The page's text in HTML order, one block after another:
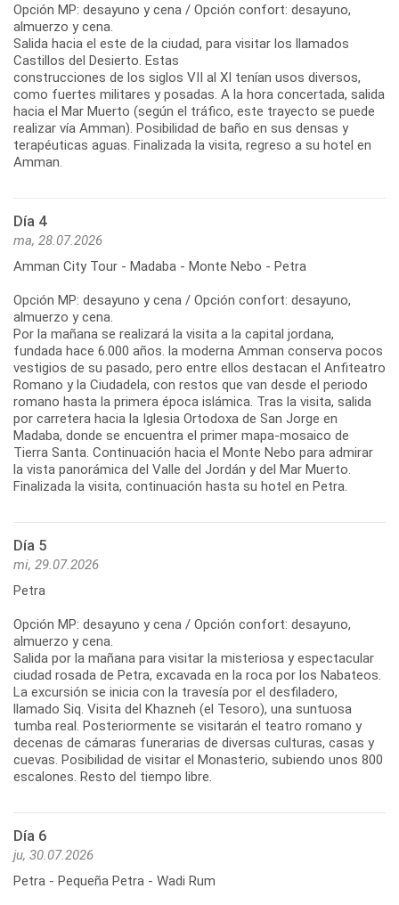
Opción MP: desayuno y cena / Opción confort: desayuno,
almuerzo y cena.
Salida hacia el este de la ciudad, para visitar los llamados
Castillos del Desierto. Estas
construcciones de los siglos VII al XI tenían usos diversos,
como fuertes militares y posadas. A la hora concertada, salida
hacia el Mar Muerto (según el tráfico, este trayecto se puede
realizar vía Amman). Posibilidad de baño en sus densas y
terapéuticas aguas. Finalizada la visita, regreso a su hotel en
Amman.
Día 4
ma, 28.07.2026
Amman City Tour - Madaba - Monte Nebo - Petra
Opción MP: desayuno y cena / Opción confort: desayuno,
almuerzo y cena.
Por la mañana se realizará la visita a la capital jordana,
fundada hace 6.000 años. la moderna Amman conserva pocos
vestigios de su pasado, pero entre ellos destacan el Anfiteatro
Romano y la Ciudadela, con restos que van desde el periodo
romano hasta la primera época islámica. Tras la visita, salida
por carretera hacia la Iglesia Ortodoxa de San Jorge en
Madaba, donde se encuentra el primer mapa-mosaico de
Tierra Santa. Continuación hacia el Monte Nebo para admirar
la vista panorámica del Valle del Jordán y del Mar Muerto.
Finalizada la visita, continuación hasta su hotel en Petra.
Día 5
mi, 29.07.2026
Petra
Opción MP: desayuno y cena / Opción confort: desayuno,
almuerzo y cena.
Salida por la mañana para visitar la misteriosa y espectacular
ciudad rosada de Petra, excavada en la roca por los Nabateos.
La excursión se inicia con la travesía por el desfiladero,
llamado Siq. Visita del Khazneh (el Tesoro), una suntuosa
tumba real. Posteriormente se visitarán el teatro romano y
decenas de cámaras funerarias de diversas culturas, casas y
cuevas. Posibilidad de visitar el Monasterio, subiendo unos 800
escalones. Resto del tiempo libre.
Día 6
ju, 30.07.2026
Petra - Pequeña Petra - Wadi Rum